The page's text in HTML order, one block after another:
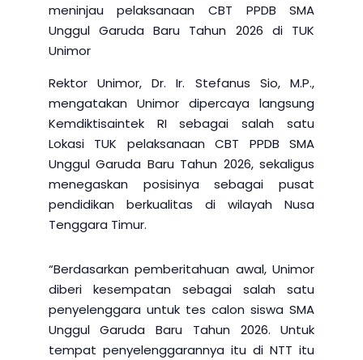
meninjau pelaksanaan CBT PPDB SMA
Unggul Garuda Baru Tahun 2026 di TUK
Unimor
Rektor Unimor, Dr. Ir. Stefanus Sio, M.P.,
mengatakan Unimor dipercaya langsung
Kemdiktisaintek RI sebagai salah satu
Lokasi TUK pelaksanaan CBT PPDB SMA
Unggul Garuda Baru Tahun 2026, sekaligus
menegaskan posisinya sebagai pusat
pendidikan berkualitas di wilayah Nusa
Tenggara Timur.
“Berdasarkan pemberitahuan awal, Unimor
diberi kesempatan sebagai salah satu
penyelenggara untuk tes calon siswa SMA
Unggul Garuda Baru Tahun 2026. Untuk
tempat penyelenggarannya itu di NTT itu